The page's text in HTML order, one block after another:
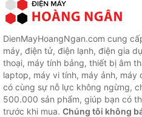
DienMayHoangNgan.com cung
máy, điện tử, điện lạnh, điện gia
thoại, máy tính bảng, thiết bị âm
laptop, máy vi tính, máy ảnh, máy
có cùng sự nỗ lực không ngừng,
500.000 sản phẩm, giúp bạn có
trước khi mua. Chúng tôi không